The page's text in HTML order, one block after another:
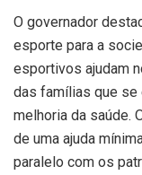
O governador
esporte para a
esportivos ajudam
das famílias que se
melhoria da saúde.
de uma ajuda
paralelo com os